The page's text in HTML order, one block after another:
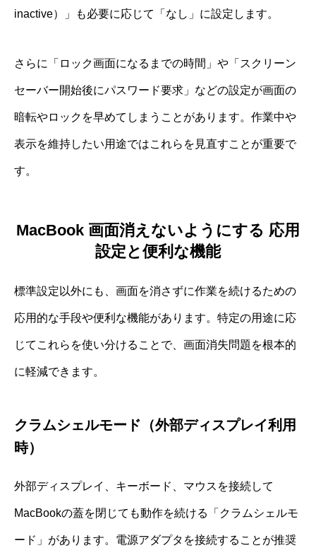
inactive）」も必要に応じて「なし」に設定します。
さらに「ロック画面になるまでの時間」や「スクリーン
セーバー開始後にパスワード要求」などの設定が画面の
暗転やロックを早めてしまうことがあります。作業中や
表示を維持したい用途ではこれらを見直すことが重要で
す。
MacBook 画面消えないようにする 応用
設定と便利な機能
標準設定以外にも、画面を消さずに作業を続けるための
応用的な手段や便利な機能があります。特定の用途に応
じてこれらを使い分けることで、画面消失問題を根本的
に軽減できます。
クラムシェルモード（外部ディスプレイ利用
時）
外部ディスプレイ、キーボード、マウスを接続して
MacBookの蓋を閉じても動作を続ける「クラムシェルモ
ード」があります。電源アダプタを接続することが推奨